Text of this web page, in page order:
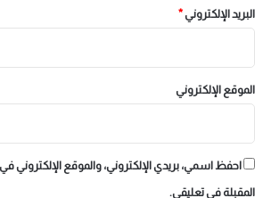
البريد الإلكتروني*
الموقع الإلكتروني
احفظ اسمي، بريدي الإلكتروني، والموقع الإلكتروني
المقبلة في تعليقي.